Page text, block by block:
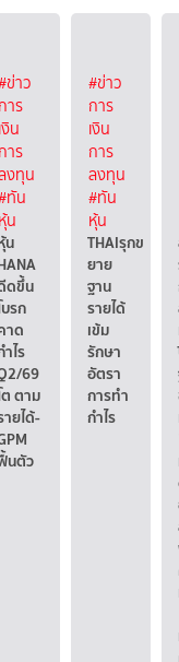
ข่าว
าร
เงิน
าร
งทุน
ทัน
หุ้น
น
ดขึ้น
บรก
าด
ไร
69
ต ตาม
ายได้-
นตัว
#ข่าว
การ
เงิน
การ
ลงทุน
#ทัน
หุ้น
THAIรุกข
ยาย
ฐาน
รายได้
เข้ม
รักษา
อัตรา
การทำ
กำไร